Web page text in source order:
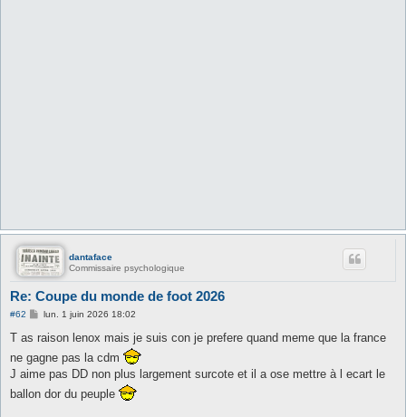
dantaface
Commissaire psychologique
Re: Coupe du monde de foot 2026
#62
M
s
a
g
e
lun. 1 juin 2026 18:02
T as raison lenox mais je suis con je prefere quand meme que la france
ne gagne pas la cdm
J aime pas DD non plus largement surcote et il a ose mettre à l ecart le
ballon dor du peuple